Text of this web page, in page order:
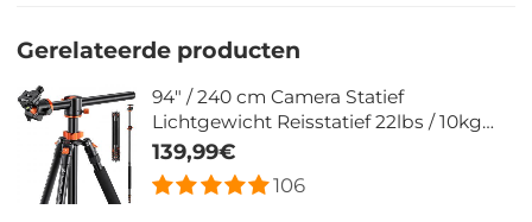
Gerelateerde producten
94" / 240 cm Camera Statief
Lichtgewicht Reisstatief 22lbs / 10kg
Belasting met Afneembare Monopod
voor DSLR SLR T254A8+BH-28L
(SA254T1)
139,99€
106